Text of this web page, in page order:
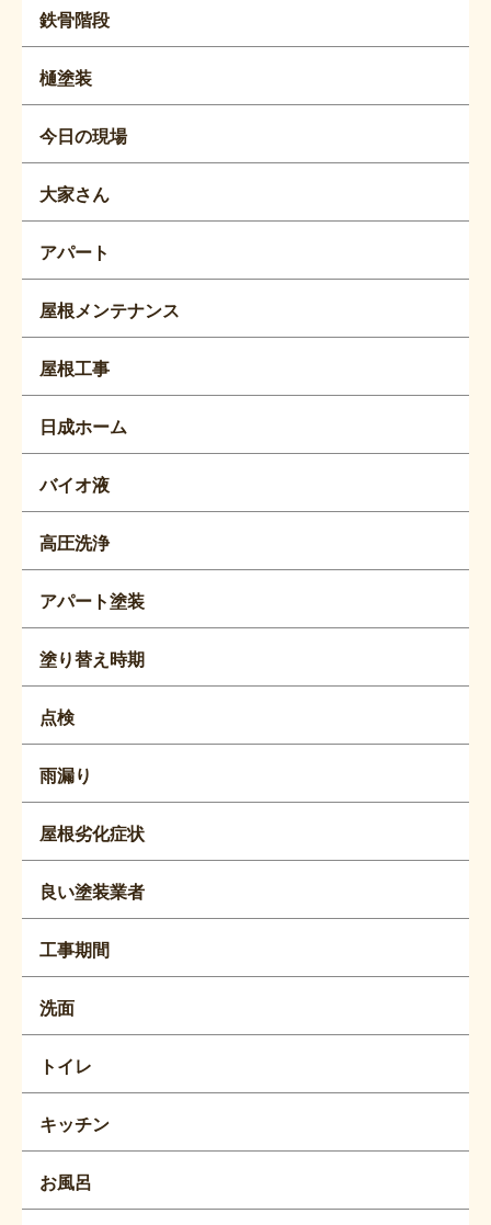
鉄骨階段
樋塗装
今日の現場
大家さん
アパート
屋根メンテナンス
屋根工事
日成ホーム
バイオ液
高圧洗浄
アパート塗装
塗り替え時期
点検
雨漏り
屋根劣化症状
良い塗装業者
工事期間
洗面
トイレ
キッチン
お風呂